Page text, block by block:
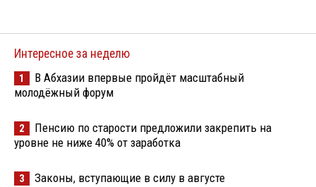
Интересное за неделю
1
В Абхазии впервые пройдёт масштабный
молодёжный форум
2
Пенсию по старости предложили закрепить на
уровне не ниже 40% от заработка
3 Законы, вступающие в силу в августе